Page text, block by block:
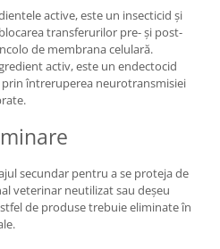
active, este un insecticid și
transferurilor pre- și post-
de membrana celulară.
activ, este un endectocid
întreruperea neurotransmisiei
secundar pentru a se proteja de
veterinar neutilizat sau deșeu
de produse trebuie eliminate în